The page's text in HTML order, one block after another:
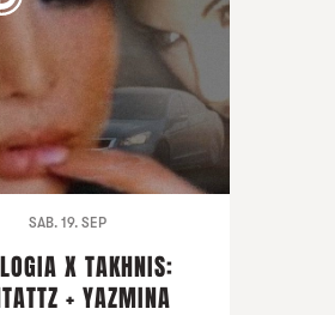
SAB. 19. SEP
X TAKHNIS:
+ YAZMINA